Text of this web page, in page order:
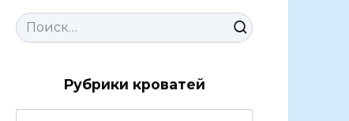
Search
for:
Рубрики кроватей